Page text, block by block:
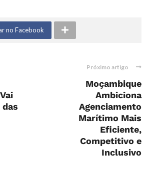
no Facebook
Próximo artigo
Moçambique
Ambiciona
Agenciamento
Marítimo Mais
Eficiente,
Competitivo e
Inclusivo